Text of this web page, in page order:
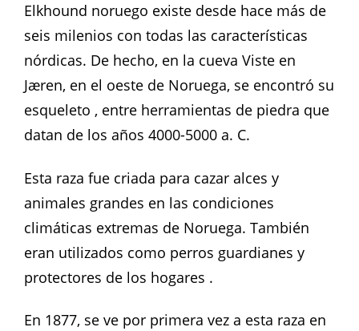
Elkhound noruego existe desde hace más de
seis milenios con todas las características
nórdicas. De hecho, en la cueva Viste en
Jæren, en el oeste de Noruega, se encontró su
esqueleto , entre herramientas de piedra que
datan de los años 4000-5000 a. C.
Esta raza fue criada para cazar alces y
animales grandes en las condiciones
climáticas extremas de Noruega. También
eran utilizados como perros guardianes y
protectores de los hogares .
En 1877, se ve por primera vez a esta raza en